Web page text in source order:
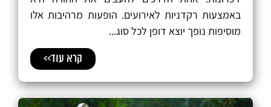
באמצעות רקדניות לאירועים. הופעות מרהיבות אלו
מוסיפות נופך יוצא דופן לכל סוג...
קרא עוד>>